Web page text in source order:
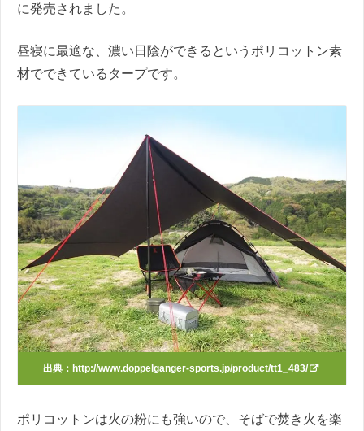
に発売されました。
昼寝に最適な、濃い日陰ができるというポリコットン素
材でできているタープです。
出典： http://www.doppelganger-sports.jp/product/tt1_483/
ポリコットンは火の粉にも強いので、そばで焚き火を楽